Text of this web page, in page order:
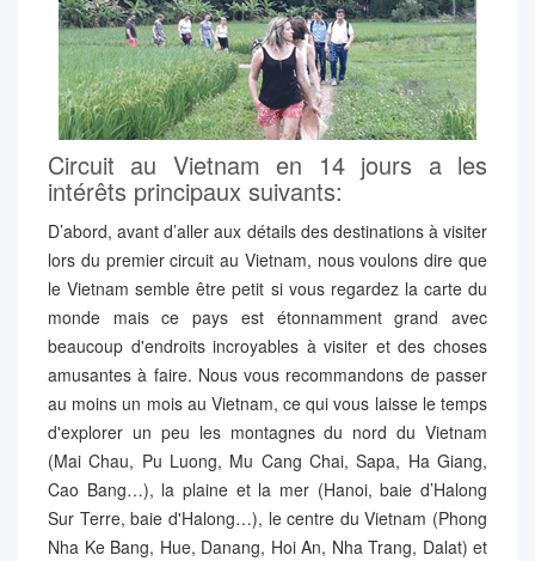
Circuit au Vietnam en 14 jours a les
intérêts principaux suivants:
D’abord, avant d’aller aux détails des destinations à visiter
lors du premier circuit au Vietnam, nous voulons dire que
le Vietnam semble être petit si vous regardez la carte du
monde mais ce pays est étonnamment grand avec
beaucoup d'endroits incroyables à visiter et des choses
amusantes à faire. Nous vous recommandons de passer
au moins un mois au Vietnam, ce qui vous laisse le temps
d'explorer un peu les montagnes du nord du Vietnam
(Mai Chau, Pu Luong, Mu Cang Chai, Sapa, Ha Giang,
Cao Bang…), la plaine et la mer (Hanoi, baie d’Halong
Sur Terre, baie d'Halong…), le centre du Vietnam (Phong
Nha Ke Bang, Hue, Danang, Hoi An, Nha Trang, Dalat) et